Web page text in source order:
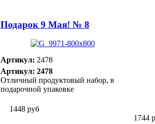
1448 руб
Подарок 9 Мая! № 8
Артикул: 2478
Артикул: 2478
Отличный продуктовый набор, в
подарочной упаковке
1744